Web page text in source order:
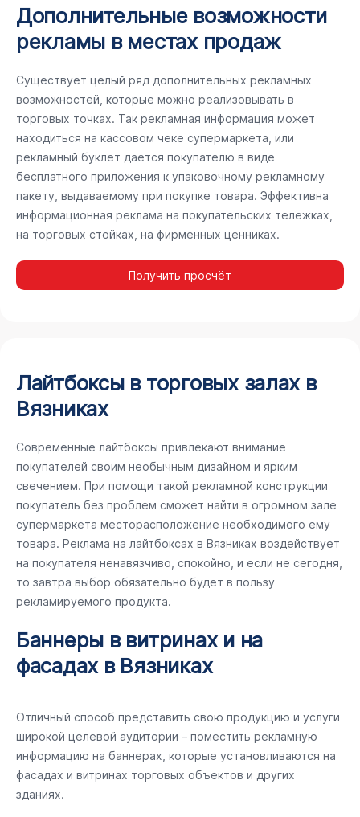
Дополнительные возможности
рекламы в местах продаж
Существует целый ряд дополнительных рекламных
возможностей, которые можно реализовывать в
торговых точках. Так рекламная информация может
находиться на кассовом чеке супермаркета, или
рекламный буклет дается покупателю в виде
бесплатного приложения к упаковочному рекламному
пакету, выдаваемому при покупке товара. Эффективна
информационная реклама на покупательских тележках,
на торговых стойках, на фирменных ценниках.
Получить просчёт
Лайтбоксы в торговых залах в
Вязниках
Современные лайтбоксы привлекают внимание
покупателей своим необычным дизайном и ярким
свечением. При помощи такой рекламной конструкции
покупатель без проблем сможет найти в огромном зале
супермаркета месторасположение необходимого ему
товара. Реклама на лайтбоксах в Вязниках воздействует
на покупателя ненавязчиво, спокойно, и если не сегодня,
то завтра выбор обязательно будет в пользу
рекламируемого продукта.
Баннеры в витринах и на
фасадах в Вязниках
Отличный способ представить свою продукцию и услуги
широкой целевой аудитории – поместить рекламную
информацию на баннерах, которые установливаются на
фасадах и витринах торговых объектов и других
зданиях.